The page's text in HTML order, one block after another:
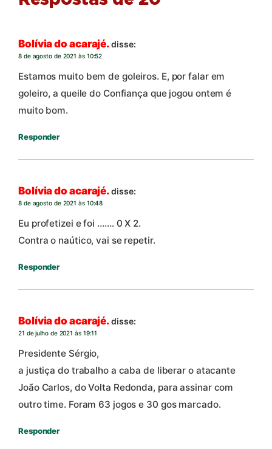
Bolívia do acarajé.disse:
8 de agosto de 2021 às 10:52
Estamos muito bem de goleiros. E, por falar em
goleiro, a queile do Confiança que jogou ontem é
muito bom.
Responder
Bolívia do acarajé.disse:
8 de agosto de 2021 às 10:48
Eu profetizei e foi ……. 0 X 2.
Contra o naútico, vai se repetir.
Responder
Bolívia do acarajé.disse:
21 de julho de 2021 às 19:11
Presidente Sérgio,
a justiça do trabalho a caba de liberar o atacante
João Carlos, do Volta Redonda, para assinar com
outro time. Foram 63 jogos e 30 gos marcado.
Responder